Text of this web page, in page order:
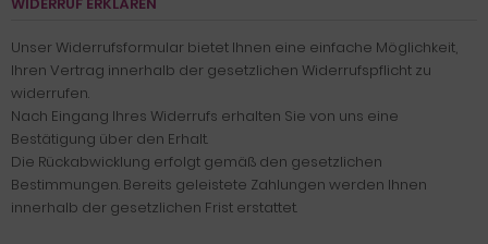
Unser Widerrufsformular bietet Ihnen eine einfache Möglichkeit,
Ihren Vertrag innerhalb der gesetzlichen Widerrufspflicht zu
widerrufen.
Nach Eingang Ihres Widerrufs erhalten Sie von uns eine
Bestätigung über den Erhalt.
Die Rückabwicklung erfolgt gemäß den gesetzlichen
Bestimmungen. Bereits geleistete Zahlungen werden Ihnen
innerhalb der gesetzlichen Frist erstattet.